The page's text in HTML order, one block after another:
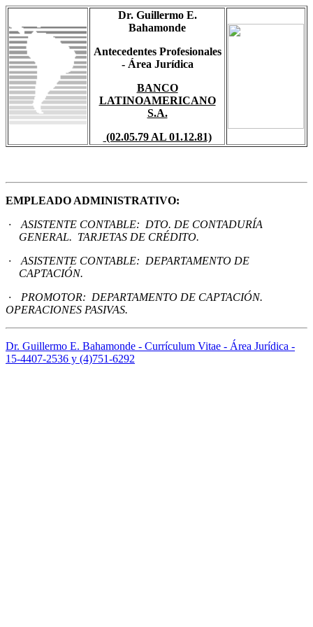
Dr. Guillermo E.
Bahamonde
Antecedentes Profesionales
- Área Jurídica
BANCO
LATINOAMERICANO
S.A.
(02.05.79 AL 01.12.81)
EMPLEADO ADMINISTRATIVO:
·
ASISTENTE CONTABLE: DTO. DE CONTADURÍA
GENERAL. TARJETAS DE CRÉDITO.
·
ASISTENTE CONTABLE: DEPARTAMENTO DE
CAPTACIÓN.
·
PROMOTOR: DEPARTAMENTO DE CAPTACIÓN.
OPERACIONES PASIVAS.
Dr. Guillermo E. Bahamonde - Currículum Vitae - Área Jurídica -
15-4407-2536 y (4)751-6292